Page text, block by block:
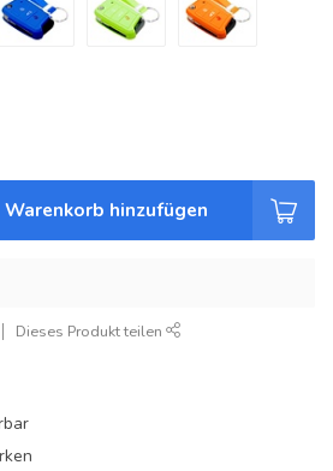
Warenkorb hinzufügen
Dieses Produkt teilen